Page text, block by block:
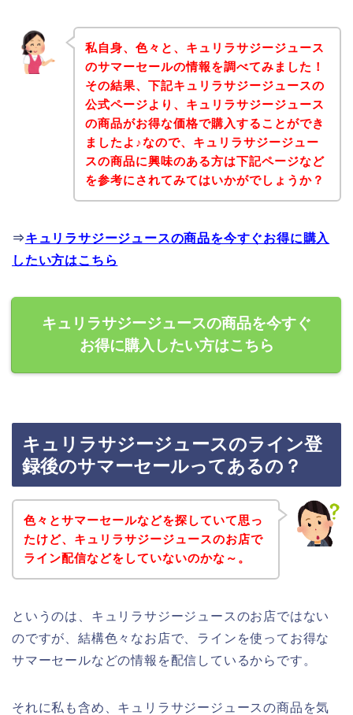
私自身、色々と、キュリラサジージュース
のサマーセールの情報を調べてみました！
その結果、下記キュリラサジージュースの
公式ページより、キュリラサジージュース
の商品がお得な価格で購入することができ
ましたよ♪なので、キュリラサジージュー
スの商品に興味のある方は下記ページなど
を参考にされてみてはいかがでしょうか？
⇒キュリラサジージュースの商品を今すぐお得に購入
したい方はこちら
キュリラサジージュースの商品を今すぐ
お得に購入したい方はこちら
キュリラサジージュースのライン登
録後のサマーセールってあるの？
色々とサマーセールなどを探していて思っ
たけど、キュリラサジージュースのお店で
ライン配信などをしていないのかな～。
というのは、キュリラサジージュースのお店ではない
のですが、結構色々なお店で、ラインを使ってお得な
サマーセールなどの情報を配信しているからです。
それに私も含め、キュリラサジージュースの商品を気